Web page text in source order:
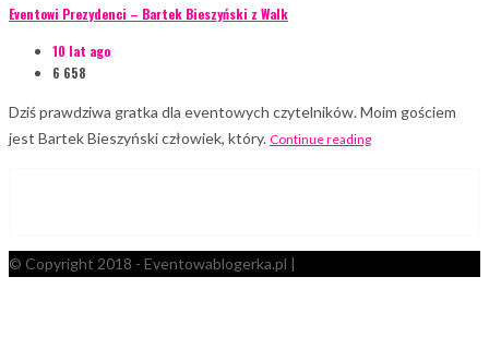
Eventowi Prezydenci – Bartek Bieszyński z Walk
10 lat ago
6 658
Dziś prawdziwa gratka dla eventowych czytelników. Moim gościem
jest Bartek Bieszyński człowiek, który. Continue reading
© Copyright 2018 - Eventowablogerka.pl |